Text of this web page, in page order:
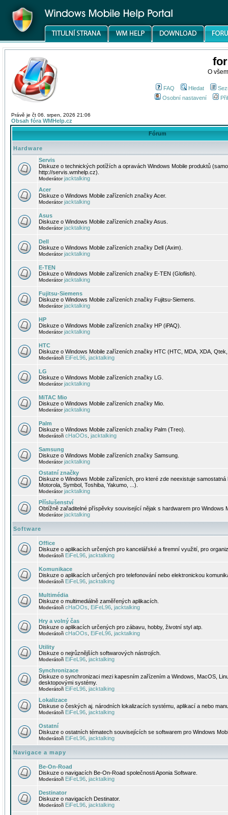
O
FAQ Hledat
Osobní nastavení
Právě je čt 06. srpen, 2026 21:06
Obsah fóra WMHelp.cz
Fórum
Hardware
Servis
Diskuze o technických potížích a opravách Windows Mobile produktů
http://servis.wmhelp.cz).
Moderátorjacktalking
Acer
Diskuze o Windows Mobile zařízeních značky Acer.
Moderátorjacktalking
Asus
Diskuze o Windows Mobile zařízeních značky Asus.
Moderátorjacktalking
Dell
Diskuze o Windows Mobile zařízeních značky Dell (Axim).
Moderátorjacktalking
E-TEN
Diskuze o Windows Mobile zařízeních značky E-TEN (Glofiish).
Moderátorjacktalking
Fujitsu-Siemens
Diskuze o Windows Mobile zařízeních značky Fujitsu-Siemens.
Moderátorjacktalking
HP
Diskuze o Windows Mobile zařízeních značky HP (iPAQ).
Moderátorjacktalking
HTC
Diskuze o Windows Mobile zařízeních značky HTC (HTC, MDA, XDA,
Moderátoři EiFeL96 jacktalking
LG
Diskuze o Windows Mobile zařízeních značky LG.
Moderátorjacktalking
MiTAC Mio
Diskuze o Windows Mobile zařízeních značky Mio.
Moderátorjacktalking
Palm
Diskuze o Windows Mobile zařízeních značky Palm (Treo).
Moderátoři cHaOOs jacktalking
Samsung
Diskuze o Windows Mobile zařízeních značky Samsung.
Moderátorjacktalking
Ostatní značky
Diskuze o Windows Mobile zařízeních, pro které zde neexistuje
Motorola, Symbol, Toshiba, Yakumo, ...).
Moderátorjacktalking
Příslušenství
Obtížně zařaditelné příspěvky související nějak s hardwarem pro Windows
Moderátorjacktalking
Software
Office
Diskuze o aplikacích určených pro kancelářské a firemní využití, pro
Moderátoři EiFeL96 jacktalking
Komunikace
Diskuze o aplikacích určených pro telefonování nebo elektronickou
Moderátoři EiFeL96 jacktalking
Multimédia
Diskuze o multimediálně zaměřených aplikacích.
Moderátoři cHaOOs EiFeL96 jacktalking
Hry a volný čas
Diskuze o aplikacích určených pro zábavu, hobby, životní styl atp.
Moderátoři cHaOOs EiFeL96 jacktalking
Utility
Diskuze o nejrůznějších softwarových nástrojích.
Moderátoři EiFeL96 jacktalking
Synchronizace
Diskuze o synchronizaci mezi kapesním zařízením a Windows, MacOS,
desktopovými systémy.
Moderátoři EiFeL96 jacktalking
Lokalizace
Diskuse o českých aj. národních lokalizacích systému, aplikací a nebo
Moderátoři EiFeL96 jacktalking
Ostatní
Diskuze o ostatních tématech souvisejících se softwarem pro Windows
Moderátoři EiFeL96 jacktalking
Navigace a mapy
Be-On-Road
Diskuze o navigacích Be-On-Road společnosti Aponia Software.
Moderátoři EiFeL96 jacktalking
Destinator
Diskuze o navigacích Destinator.
Moderátoři EiFeL96 jacktalking